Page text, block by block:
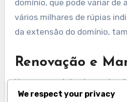
domínio, que pode variar de
vários milhares de rúpias
da extensão do domínio,
Renovação e
Uma vez registrado, os
renovados periodicamente,
We respect your privacy